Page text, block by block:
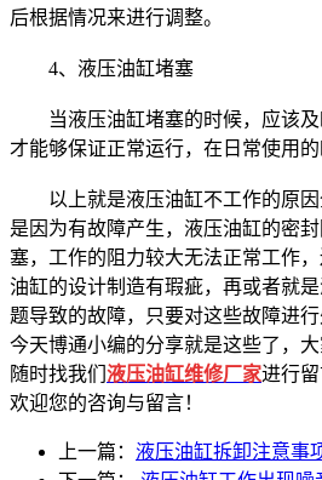
后根据情况来进行调整。
4、液压油缸堵塞
当液压油缸堵塞的时候，应该及
才能够保证正常运行，在日常使用的
以上就是液压油缸不工作的原因
是因为有故障产生，液压油缸的密
塞，工作的阻力较大无法正常工作
油缸的设计制造有瑕疵，再或者就
题导致的故障，只要对这些故障进行
今天博通小编的分享就是这些了，
随时找我们 液压油缸维修厂家进行
欢迎您的咨询与留言！
上一篇： 液压油缸拆卸注意事